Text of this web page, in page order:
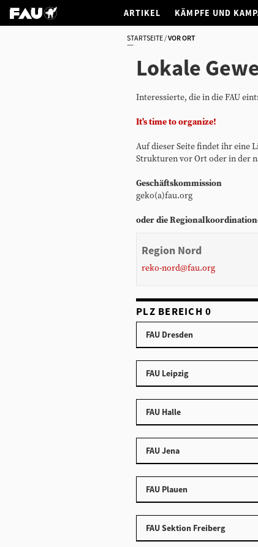
ARTIKEL KÄMPFE UND
STARTSEITE VOR ORT
Lokale
Interessierte, die in die FAU
It's time to organize!
Auf dieser Seite findet ihr eine
Strukturen vor Ort oder in der
Geschäftskommission
geko(a)fau.org
oder die
Region Nord
reko-nord@fau.org
PLZ BEREICH 0
FAU Dresden
FAU Leipzig
FAU Halle
FAU Jena
FAU Plauen
FAU Sektion Freiberg